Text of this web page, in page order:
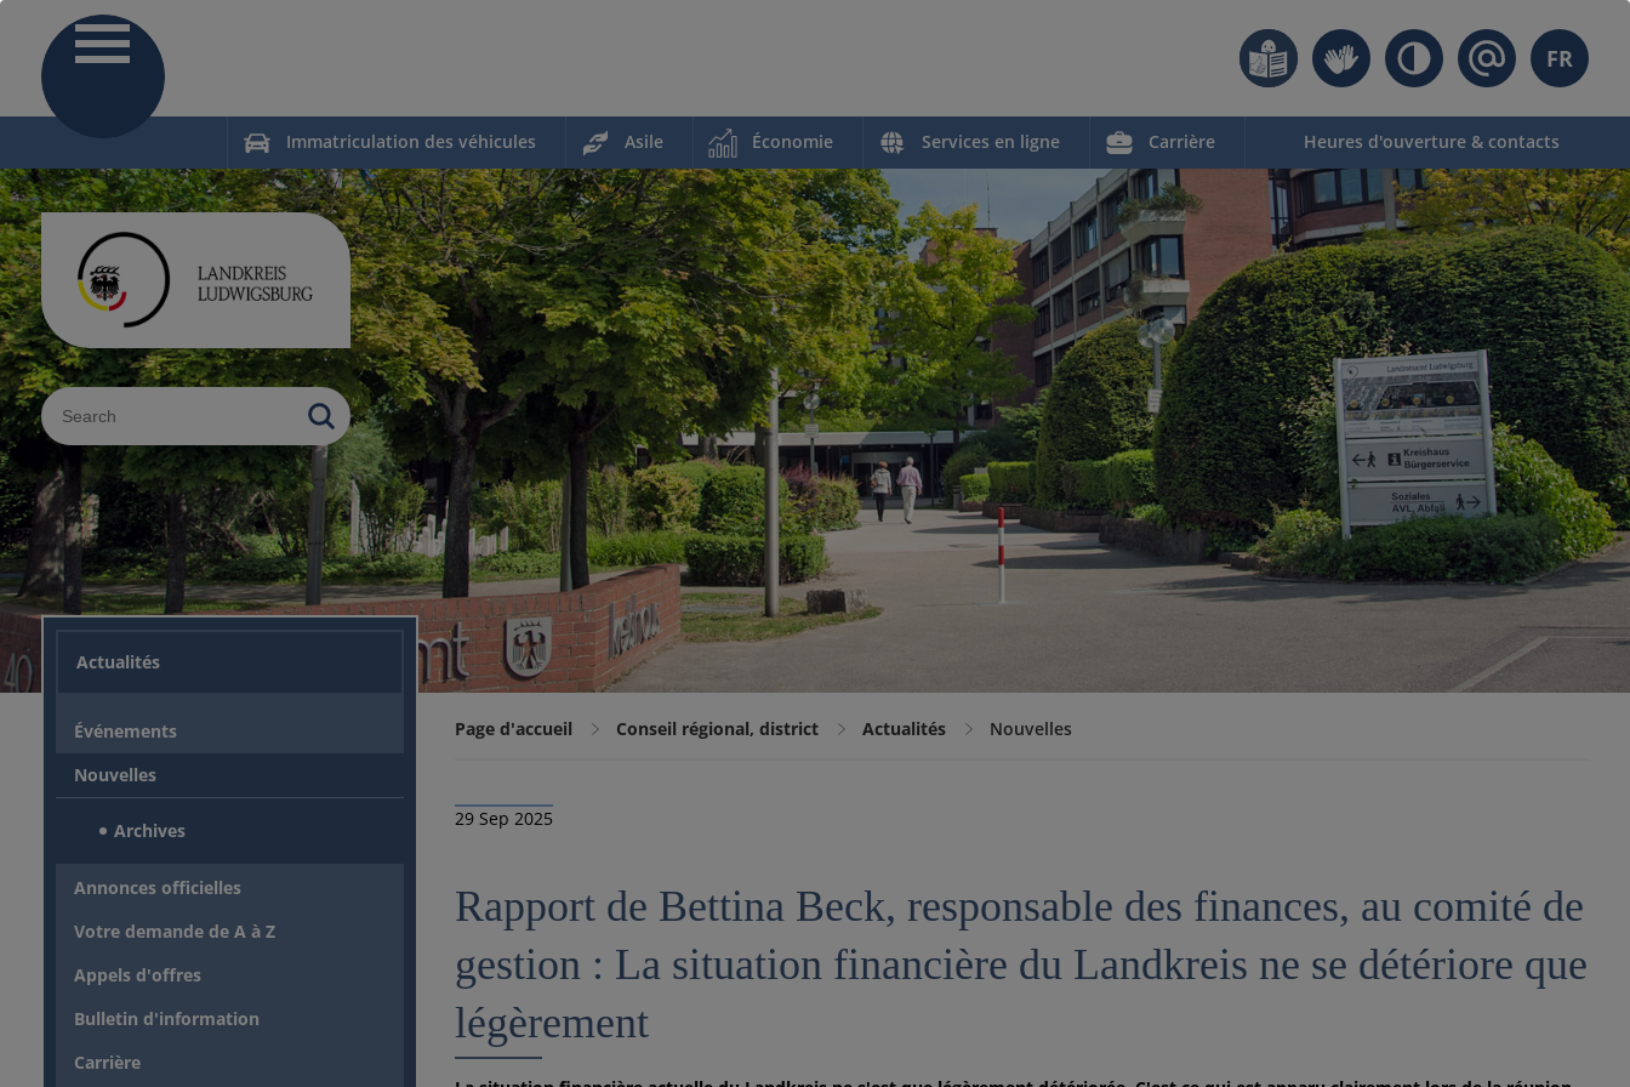
FR
Immatriculation des véhicules Asile Économie Services en ligne Carrière Heures d'ouverture & contacts
Sucheingabe
Actualités
Événements
Nouvelles
Archives
Annonces officielles
Votre demande de A à Z
Appels d'offres
Bulletin d'information
Carrière
Page d'accueil Conseil régional, district Actualités Nouvelles
29 Sep 2025
Rapport de Bettina Beck, responsable des finances, au comité de
gestion : La situation financière du Landkreis ne se détériore que
légèrement